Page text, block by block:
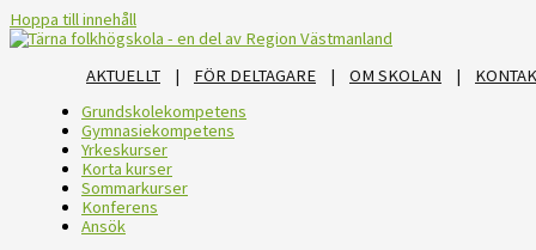
Hoppa till innehåll
AKTUELLT | FÖR DELTAGARE | OM SKOLAN |
Grundskolekompetens
Gymnasiekompetens
Yrkeskurser
Korta kurser
Sommarkurser
Konferens
Ansök